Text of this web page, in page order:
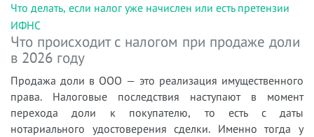
Что делать, если налог уже начислен или есть претензии
ИФНС
Что происходит с налогом при продаже доли
в 2026 году
Продажа доли в ООО — это реализация имущественного
права. Налоговые последствия наступают в момент
перехода доли к покупателю, то есть с даты
нотариального удостоверения сделки. Именно тогда у